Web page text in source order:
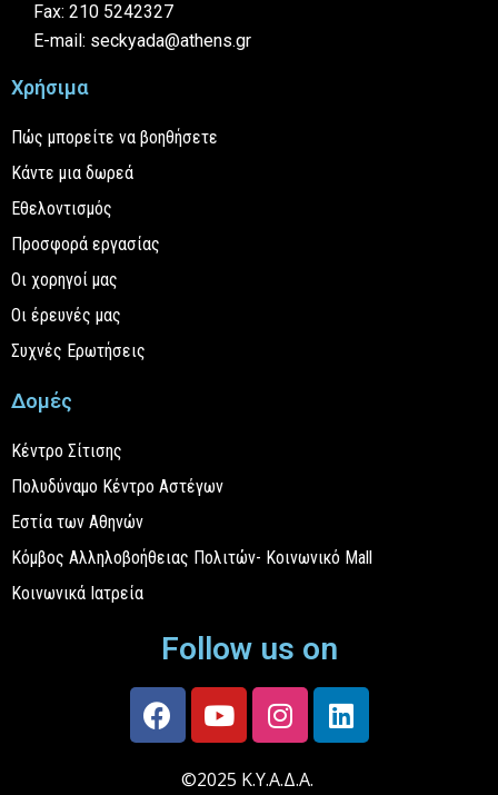
Fax: 210 5242327
E-mail: seckyada@athens.gr
Χρήσιμα
Πώς μπορείτε να βοηθήσετε
Κάντε μια δωρεά
Εθελοντισμός
Προσφορά εργασίας
Οι χορηγοί μας
Οι έρευνές μας
Συχνές Ερωτήσεις
Δομές
Κέντρο Σίτισης
Πολυδύναμο Κέντρο Αστέγων
Εστία των Αθηνών
Κόμβος Αλληλοβοήθειας Πολιτών- Κοινωνικό Mall
Κοινωνικά Ιατρεία
Follow us on
©2025 Κ.Υ.Α.Δ.Α.